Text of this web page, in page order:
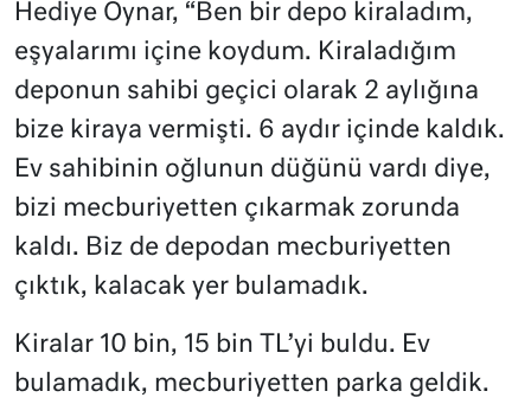
Hediye Oynar, “Ben bir depo kiraladım,
eşyalarımı içine koydum. Kiraladığım
deponun sahibi geçici olarak 2 aylığına
bize kiraya vermişti. 6 aydır içinde kaldık.
Ev sahibinin oğlunun düğünü vardı diye,
bizi mecburiyetten çıkarmak zorunda
kaldı. Biz de depodan mecburiyetten
çıktık, kalacak yer bulamadık.
Kiralar 10 bin, 15 bin TL’yi buldu. Ev
bulamadık, mecburiyetten parka geldik.